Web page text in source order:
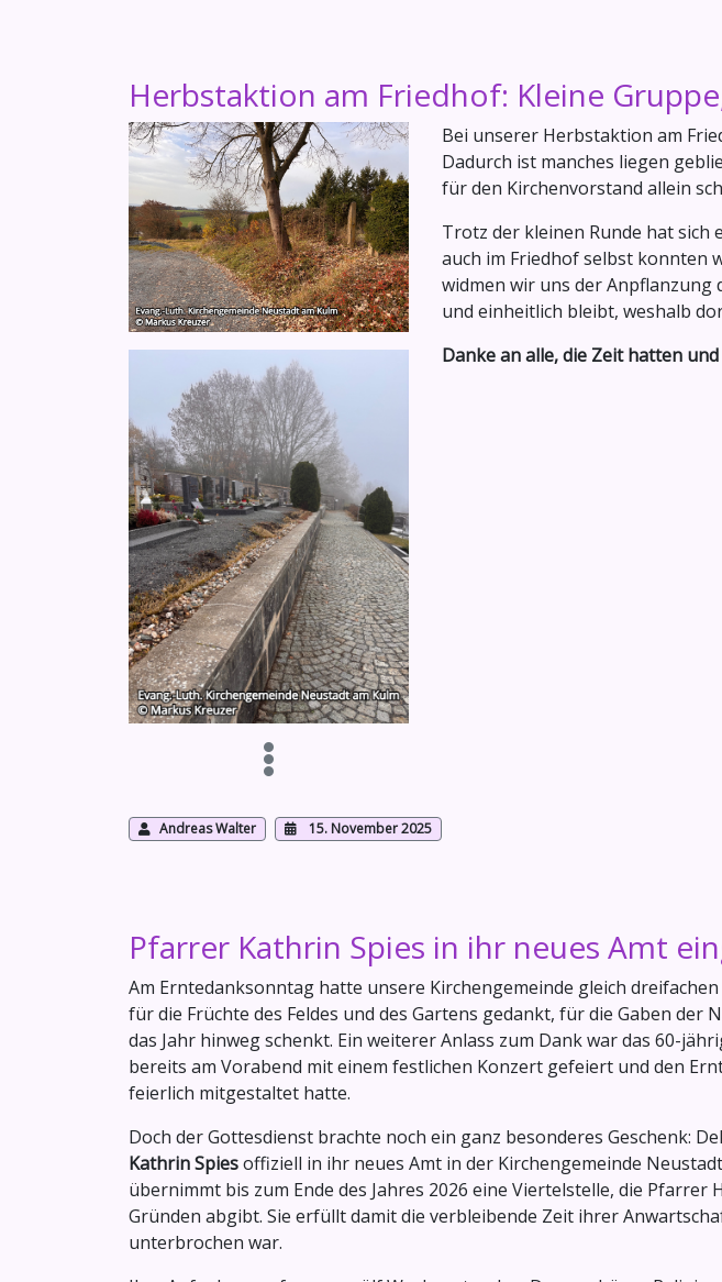
Herbstaktion am Friedhof: Kleine
Bei unserer Herbstaktion am
Dadurch ist manches liegen
für den Kirchenvorstand allein
Trotz der kleinen Runde hat sich
auch im Friedhof selbst konnten
widmen wir uns der Anpflanzung
und einheitlich bleibt, weshalb
Danke an alle, die Zeit hatten
Andreas Walter 15. November 2025
Pfarrer Kathrin Spies in ihr neues Amt
Am Erntedanksonntag hatte unsere Kirchengemeinde gleich
für die Früchte des Feldes und des Gartens gedankt, für die Gaben der
das Jahr hinweg schenkt. Ein weiterer Anlass zum Dank war das 60-
bereits am Vorabend mit einem festlichen Konzert gefeiert und den
feierlich mitgestaltet hatte.
Doch der Gottesdienst brachte noch ein ganz besonderes Geschenk:
Kathrin Spiesoffiziell in ihr neues Amt in der Kirchengemeinde
übernimmt bis zum Ende des Jahres 2026 eine Viertelstelle, die
Gründen abgibt. Sie erfüllt damit die verbleibende Zeit ihrer
unterbrochen war.